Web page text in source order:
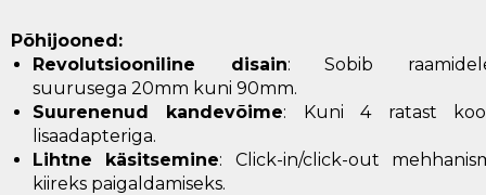
Põhijooned:
Revolutsiooniline disain: Sobib
suurusega 20mm kuni 90mm.
Suurenenud kandevõime: Kuni 4 ratast
lisaadapteriga.
Lihtne käsitsemine: Click-in/click-out
kiireks paigaldamiseks.